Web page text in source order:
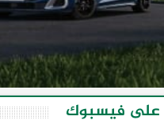
على فيسبوك